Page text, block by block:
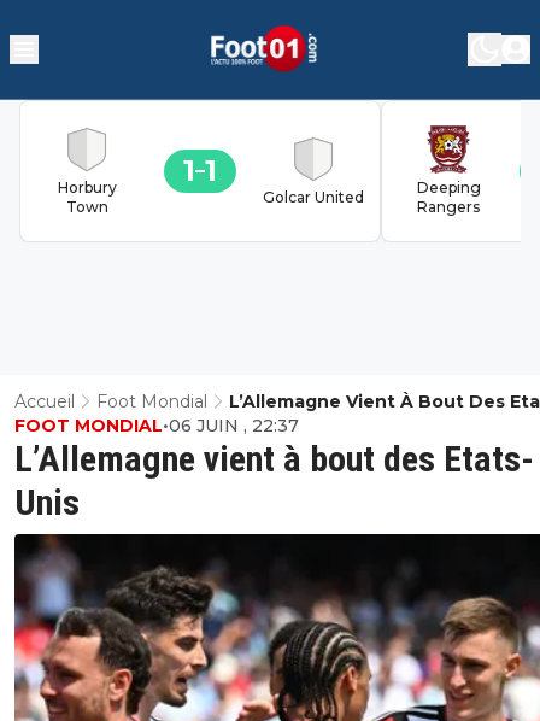
Horbury
Town
1 1
Golcar United
Deeping
Rangers
Accueil Foot Mondial
L’Allemagne Vient À Bout Des
Unis
L’Allemagne vient à bout des Etats-
Unis
FOOT MONDIAL•06 JUIN , 22:37